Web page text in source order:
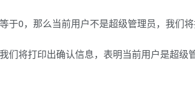
于0，那么当前用户不是超级管理员，我们
们将打印出确认信息，表明当前用户是超级